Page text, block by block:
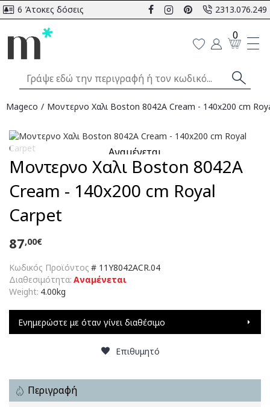
6 Άτοκες δόσεις 2313.076.249
0
Mageco Μοντερνο Χαλι Boston 8042A Cream - 140x200 cm
Αναμένεται
Μοντερνο Χαλι Boston 8042A
Cream - 140x200 cm Royal
Carpet
Κωδικός Προϊόντος # 11Y8042ACR.04
Διαθεσιμότητα: Αναμένεται
Weight: 4.00kg
87,00€
Ενημερώστε με όταν γίνει διαθέσιμο
Επιθυμητό
Περιγραφή